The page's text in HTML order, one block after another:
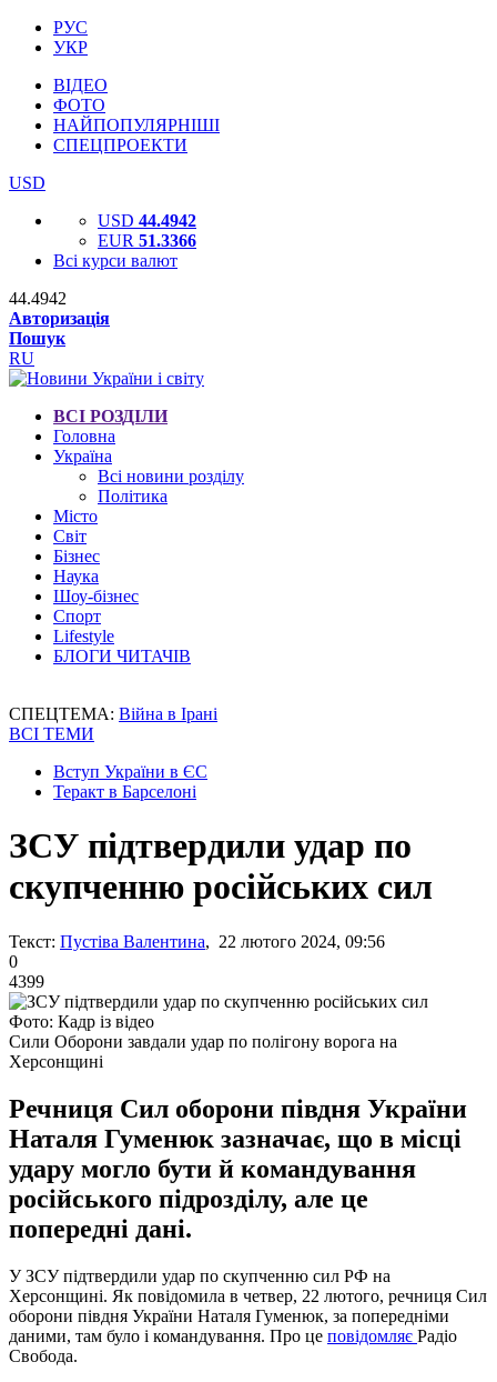
РУС
УКР
ВІДЕО
ФОТО
НАЙПОПУЛЯРНІШІ
СПЕЦПРОЕКТИ
USD
USD 44.4942
EUR 51.3366
Всі курси валют
44.4942
Авторизація
Пошук
RU
ВСІ РОЗДІЛИ
Головна
Україна
Всі новини розділу
Політика
Місто
Світ
Бізнес
Наука
Шоу-бізнес
Спорт
Lifestyle
БЛОГИ ЧИТАЧІВ
СПЕЦТЕМА: Війна в Ірані
ВСІ ТЕМИ
Вступ України в ЄС
Теракт в Барселоні
ЗСУ підтвердили удар по
скупченню російських сил
Текст: Пустіва Валентина, 22 лютого 2024, 09:56
0
4399
Фото: Кадр із відео
Сили Оборони завдали удар по полігону ворога на
Херсонщині
Речниця Сил оборони півдня України
Наталя Гуменюк зазначає, що в місці
удару могло бути й командування
російського підрозділу, але це
попередні дані.
У ЗСУ підтвердили удар по скупченню сил РФ на
Херсонщині. Як повідомила в четвер, 22 лютого, речниця Сил
оборони півдня України Наталя Гуменюк, за попередніми
даними, там було і командування. Про це повідомляє Радіо
Свобода.